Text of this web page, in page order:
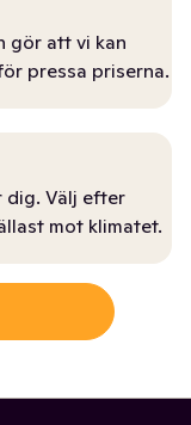
gör att vi kan
pressa priserna.
dig. Välj efter
mot klimatet.